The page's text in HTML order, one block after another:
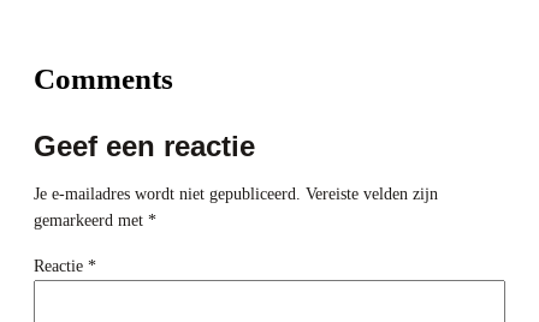
Comments
Geef een reactie
Je e-mailadres wordt niet gepubliceerd.
Vereiste velden zijn
gemarkeerd met *
Reactie *